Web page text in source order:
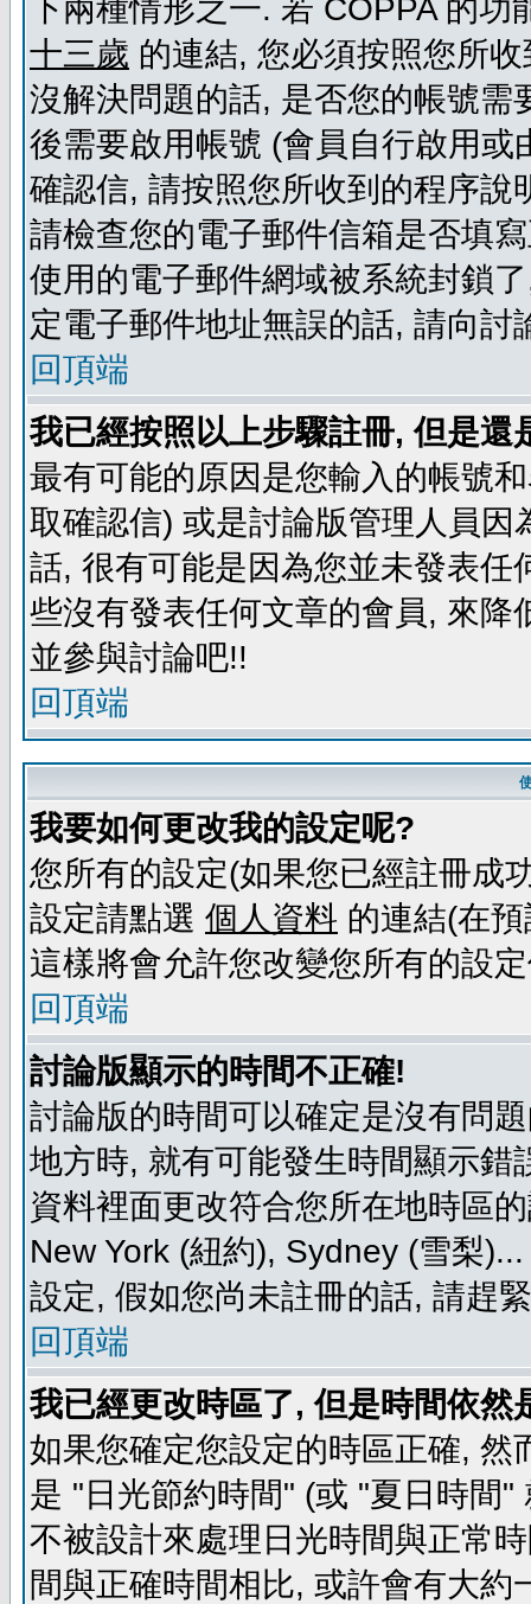
下兩種情形之一. 若 COPPA 的
十三歲 的連結, 您必須按照您所
沒解決問題的話, 是否您的帳號
後需要啟用帳號 (會員自行啟用
確認信, 請按照您所收到的程序
請檢查您的電子郵件信箱是否填
使用的電子郵件網域被系統封鎖
定電子郵件地址無誤的話, 請向
回頂端
我已經按照以上步驟註冊, 但是還
最有可能的原因是您輸入的帳號
取確認信) 或是討論版管理人員
話, 很有可能是因為您並未發表
些沒有發表任何文章的會員, 來
並參與討論吧!!
回頂端
我要如何更改我的設定呢?
您所有的設定(如果您已經註冊成
設定請點選 個人資料 的連結(在
這樣將會允許您改變您所有的設
回頂端
討論版顯示的時間不正確!
討論版的時間可以確定是沒有問
地方時, 就有可能發生時間顯示
資料裡面更改符合您所在地時區
New York (紐約), Sydney (雪梨
設定, 假如您尚未註冊的話, 請趕
回頂端
我已經更改時區了, 但是時間依然
如果您確定您設定的時區正確,
是 "日光節約時間" (或 "夏日時間
不被設計來處理日光時間與正常
間與正確時間相比, 或許會有大約